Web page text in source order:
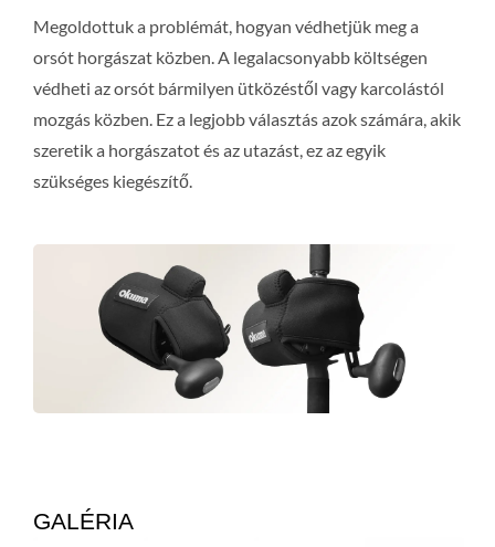
Megoldottuk a problémát, hogyan védhetjük meg a
orsót horgászat közben. A legalacsonyabb költségen
védheti az orsót bármilyen ütközéstől vagy karcolástól
mozgás közben. Ez a legjobb választás azok számára, akik
szeretik a horgászatot és az utazást, ez az egyik
szükséges kiegészítő.
GALÉRIA